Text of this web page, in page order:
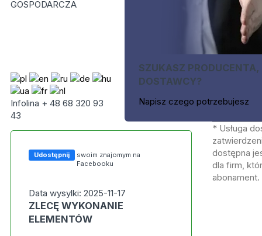
GOSPODARCZA
Infolina + 48 68 320 93
43
SZUKASZ PRODUCENTA,
DOSTAWCY?
Napisz czego potrzebujesz
Udostępnij
swoim znajomym na
Facebooku
Data wysylki: 2025-11-17
ZLECĘ WYKONANIE
ELEMENTÓW
* Usługa
dostępna
dla firm,
abonament.